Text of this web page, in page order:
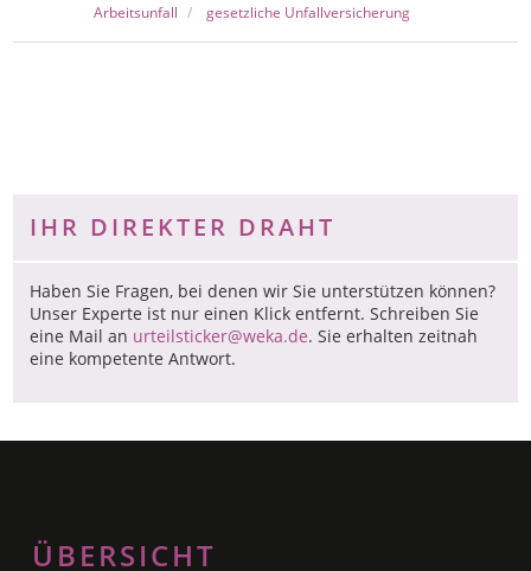
Arbeitsunfall gesetzliche Unfallversicherung
IHR DIREKTER DRAHT
Haben Sie Fragen, bei denen wir Sie unterstützen können?
Unser Experte ist nur einen Klick entfernt. Schreiben Sie
eine Mail an urteilsticker@weka.de. Sie erhalten zeitnah
eine kompetente Antwort.
ÜBERSICHT